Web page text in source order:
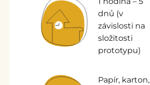
dnů (v
závislosti na
složitosti
prototypu)
Papír, karton,